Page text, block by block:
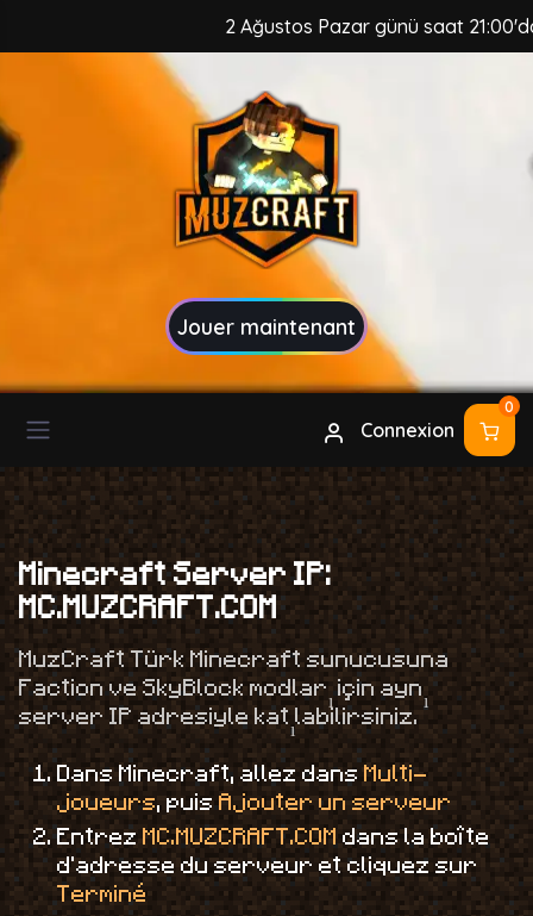
2 Ağustos Pazar günü saat
Jouer maintenant
Connexion
0
Minecraft Server IP:
MC.MUZCRAFT.COM
MuzCraft Türk Minecraft sunucusuna
Faction ve SkyBlock modları için aynı
server IP adresiyle katılabilirsiniz.
Dans Minecraft, allez dansMulti-
joueurs, puis Ajouter un serveur
EntrezMC.MUZCRAFT.COMdans la boîte
d'adresse du serveur et cliquez sur
Terminé